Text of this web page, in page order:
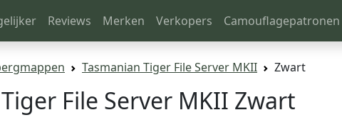
Reviews Merken Verkopers Camouflagepatronen
Tasmanian Tiger File Server MKII Zwart
File Server MKII Zwart